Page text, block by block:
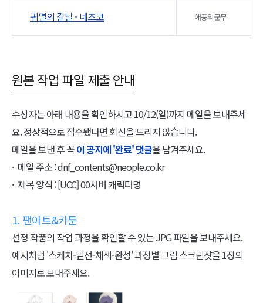
귀멸의 칼날 - 네즈코 해풍의군무
원본 작업 파일 제출 안내
수상자는 아래 내용을 확인하시고 10/12(일)까지 메일을 보내주세
요. 정상적으로 접수됐다면 회신을 드리지 않습니다.
메일을 보낸 후 꼭이 공지에 '완료' 댓글을 남겨주세요.
메일 주소 :dnf_contents@neople.co.kr
제목 양식 : [UCC] 00서버 캐릭터명
1. 팬아트&카툰
선정 작품의 작업 과정을 확인할 수 있는 JPG 파일을 보내주세요.
예시처럼 '스케치-밑선-채색-완성' 과정별 그림 스크린샷을 1장의
이미지로 보내주세요.